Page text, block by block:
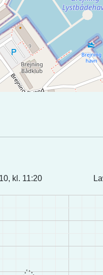
kl. 11:20